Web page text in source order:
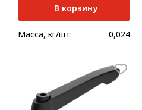
В корзину
Масса, кг/шт: 0,024